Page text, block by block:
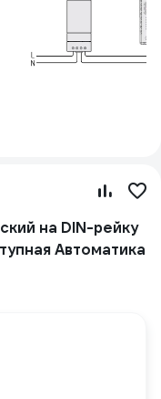
на DIN-рейку
Автоматика